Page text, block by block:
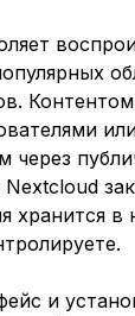
через
хранится
и